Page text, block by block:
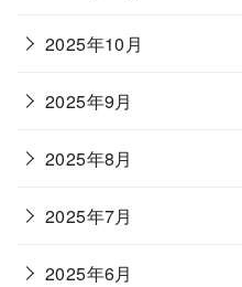
2025年10月
2025年9月
2025年8月
2025年7月
2025年6月